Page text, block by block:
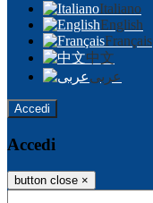
Italiano
English
Français
中文
عربى
Accedi
Accedi
button close ×